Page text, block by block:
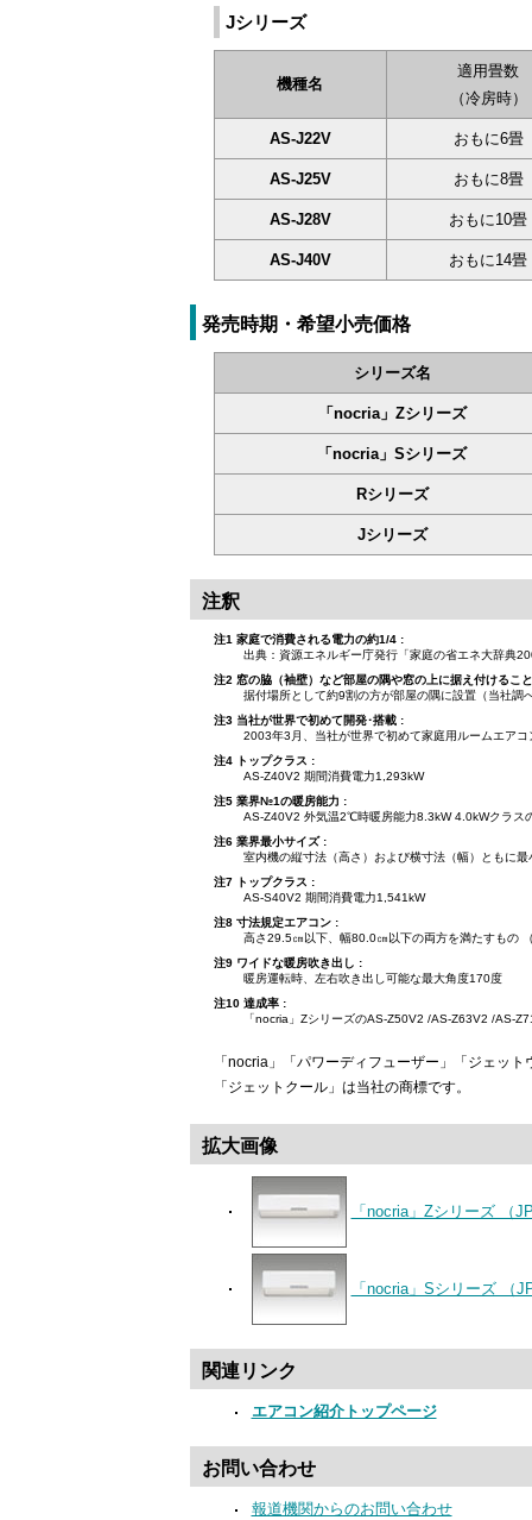
Jシリーズ
機種名
適用畳数
（冷房時）
AS-J22V おもに6畳
AS-J25V おもに8畳
AS-J28V おもに10畳
AS-J40V おもに14畳
発売時期・希望小売価格
シリーズ名
「nocria」Zシリーズ
「nocria」Sシリーズ
Rシリーズ
Jシリーズ
注釈
注1 家庭で消費される電力の約1/4 :
出典：資源エネルギー庁発行「家庭の省エネ大辞典
注2 窓の脇（袖壁）など部屋の隅や窓の上に据え付けるこ
据付場所として約9割の方が部屋の隅に設置（当社調
注3 当社が世界で初めて開発･搭載 :
2003年3月、当社が世界で初めて家庭用ルームエア
注4 トップクラス :
AS-Z40V2 期間消費電力1,293kW
注5 業界№1の暖房能力 :
AS-Z40V2 外気温2℃時暖房能力8.3kW 4.0kWクラス
注6 業界最小サイズ :
室内機の縦寸法（高さ）および横寸法（幅）ともに
注7 トップクラス :
AS-S40V2 期間消費電力1,541kW
注8 寸法規定エアコン :
高さ29.5㎝以下、幅80.0㎝以下の両方を満たすもの
注9 ワイドな暖房吹き出し :
暖房運転時、左右吹き出し可能な最大角度170度
注10 達成率 :
「nocria」ZシリーズのAS-Z50V2 /AS-Z63V2 /AS-
「nocria」「パワーディフューザー」「ジェッ
「ジェットクール」は当社の商標です。
拡大画像
「nocria」Zシリーズ （
「nocria」Sシリーズ （
関連リンク
エアコン紹介トップページ
お問い合わせ
報道機関からのお問い合わせ